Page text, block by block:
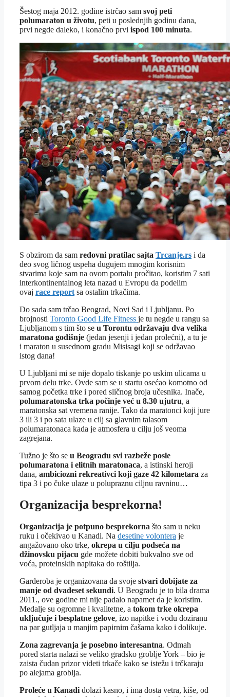
Šestog maja 2012. godine istrčao sam svoj peti
polumaraton u životu, peti u poslednjih godinu dana,
prvi negde daleko, i konačno prvi ispod 100 minuta.
S obzirom da sam redovni pratilac sajta Trcanje.rs i da
deo svog ličnog uspeha dugujem mnogim korisnim
stvarima koje sam na ovom portalu pročitao, koristim 7 sati
interkontinentalnog leta nazad u Evropu da podelim
ovaj race report sa ostalim trkačima.
Do sada sam trčao Beograd, Novi Sad i Ljubljanu. Po
brojnosti Toronto Good Life Fitness je tu negde u rangu sa
Ljubljanom s tim što se u Torontu održavaju dva velika
maratona godišnje (jedan jesenji i jedan prolećni), a tu je
i maraton u susednom gradu Misisagi koji se održavao
istog dana!
U Ljubljani mi se nije dopalo tiskanje po uskim ulicama u
prvom delu trke. Ovde sam se u startu osećao komotno od
samog početka trke i pored sličnog broja učesnika. Inače,
polumaratonska trka počinje već u 8.30 ujutru, a
maratonska sat vremena ranije. Tako da maratonci koji jure
3 ili 3 i po sata ulaze u cilj sa glavnim talasom
polumaratonaca kada je atmosfera u cilju još veoma
zagrejana.
Tužno je što se u Beogradu svi razbeže posle
polumaratona i elitnih maratonaca, a istinski heroji
dana, ambiciozni rekreativci koji gaze 42 kilometara za
tipa 3 i po čuke ulaze u polupraznu ciljnu ravninu…
Organizacija besprekorna!
Organizacija je potpuno besprekorna što sam u neku
ruku i očekivao u Kanadi. Na desetine volontera je
angažovano oko trke, okrepa u cilju podseća na
džinovsku pijacu gde možete dobiti bukvalno sve od
voća, proteinskih napitaka do roštilja.
Garderoba je organizovana da svoje stvari dobijate za
manje od dvadeset sekundi. U Beogradu je to bila drama
2011., ove godine mi nije padalo napamet da je koristim.
Medalje su ogromne i kvalitetne, a tokom trke okrepa
uključuje i besplatne gelove, izo napitke i vodu doziranu
na par gutljaja u manjim papirnim čašama kako i dolikuje.
Zona zagrevanja je posebno interesantna. Odmah
pored starta nalazi se veliko gradsko groblje York – bio je
zaista čudan prizor videti trkače kako se istežu i trčkaraju
po alejama groblja.
Proleće u Kanadi dolazi kasno, i ima dosta vetra, kiše, od